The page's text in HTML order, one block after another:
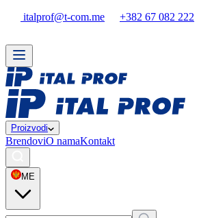
italprof@t-com.me +382 67 082 222
Proizvodi
BrendoviO namaKontakt
ME